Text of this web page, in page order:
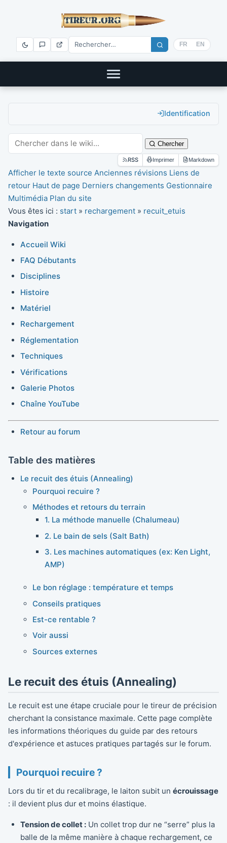
FR EN
Identification
Chercher
RSS Imprimer Markdown
Afficher le texte source Anciennes révisions Liens de
retour Haut de page Derniers changements Gestionnaire
Multimédia Plan du site
Vous êtes ici : start » rechargement » recuit_etuis
Navigation
Accueil Wiki
FAQ Débutants
Disciplines
Histoire
Matériel
Rechargement
Réglementation
Techniques
Vérifications
Galerie Photos
Chaîne YouTube
Retour au forum
Table des matières
Le recuit des étuis (Annealing)
Pourquoi recuire ?
Méthodes et retours du terrain
1. La méthode manuelle (Chalumeau)
2. Le bain de sels (Salt Bath)
3. Les machines automatiques (ex: Ken Light,
AMP)
Le bon réglage : température et temps
Conseils pratiques
Est-ce rentable ?
Voir aussi
Sources externes
Le recuit des étuis (Annealing)
Le recuit est une étape cruciale pour le tireur de précision
cherchant la consistance maximale. Cette page complète
les informations théoriques du guide par des retours
d'expérience et astuces pratiques partagés sur le forum.
Pourquoi recuire ?
Lors du tir et du recalibrage, le laiton subit un écrouissage
: il devient plus dur et moins élastique.
Tension de collet : Un collet trop dur ne “serre” plus la
balle de la même manière à chaque rechargement, ce